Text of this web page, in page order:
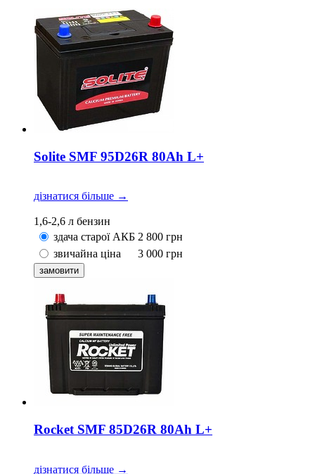
Solite SMF 95D26R 80Ah L+
дізнатися більше →
1,6-2,6 л бензин
здача старої АКБ 2 800 грн
звичайна ціна
3 000 грн
Rocket SMF 85D26R 80Ah L+
дізнатися більше →